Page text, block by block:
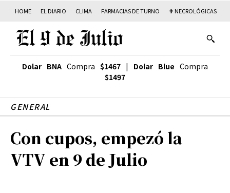
HOME EL DIARIO CLIMA FARMACIAS DE TURNO ✟ NECROLÓGICAS
Dolar BNA Compra $1467 | Dolar Blue Compra
$1497
GENERAL
Con cupos, empezó la
VTV en 9 de Julio